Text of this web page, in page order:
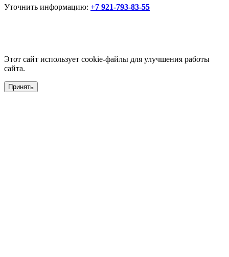
Уточнить информацию: +7 921-793-83-55
Этот сайт использует cookie-файлы для улучшения работы
сайта.
Принять